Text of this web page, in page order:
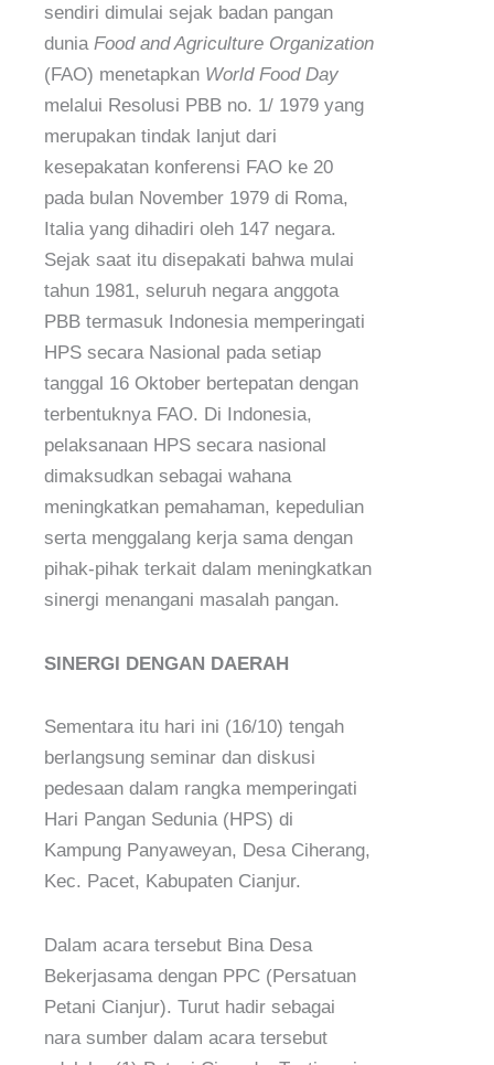
sendiri dimulai sejak badan pangan
dunia Food and Agriculture Organization
(FAO) menetapkan World Food Day
melalui Resolusi PBB no. 1/ 1979 yang
merupakan tindak lanjut dari
kesepakatan konferensi FAO ke 20
pada bulan November 1979 di Roma,
Italia yang dihadiri oleh 147 negara.
Sejak saat itu disepakati bahwa mulai
tahun 1981, seluruh negara anggota
PBB termasuk Indonesia memperingati
HPS secara Nasional pada setiap
tanggal 16 Oktober bertepatan dengan
terbentuknya FAO. Di Indonesia,
pelaksanaan HPS secara nasional
dimaksudkan sebagai wahana
meningkatkan pemahaman, kepedulian
serta menggalang kerja sama dengan
pihak-pihak terkait dalam meningkatkan
sinergi menangani masalah pangan.
SINERGI DENGAN DAERAH
Sementara itu hari ini (16/10) tengah
berlangsung seminar dan diskusi
pedesaan dalam rangka memperingati
Hari Pangan Sedunia (HPS) di
Kampung Panyaweyan, Desa Ciherang,
Kec. Pacet, Kabupaten Cianjur.
Dalam acara tersebut Bina Desa
Bekerjasama dengan PPC (Persatuan
Petani Cianjur). Turut hadir sebagai
nara sumber dalam acara tersebut